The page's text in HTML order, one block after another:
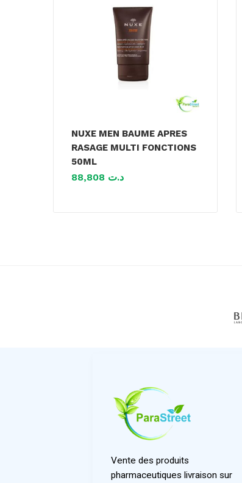
NUXE MEN BAUME APRES
RASAGE MULTI FONCTIONS
50ML
د.ت
Vente des produits
pharmaceutiques livraison sur